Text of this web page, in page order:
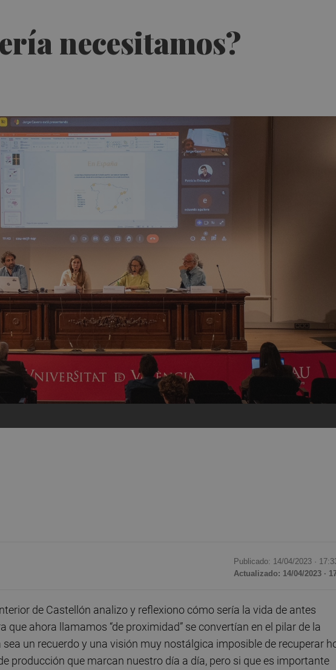
necesitamos?
Publicado: 14/04/2023 ·
Actualizado: 14/04/2023 ·
de Castellón analizo y reflexiono cómo sería la vida de antes
que ahora llamamos “de proximidad” se convertían en el pilar de la
un recuerdo y una visión muy nostálgica imposible de recuperar
producción que marcan nuestro día a día, pero si que es importante